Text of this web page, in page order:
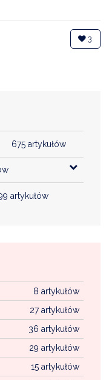
3
675 artykułów
artykułów
8 artykułów
27 artykułów
36 artykułów
29 artykułów
15 artykułów